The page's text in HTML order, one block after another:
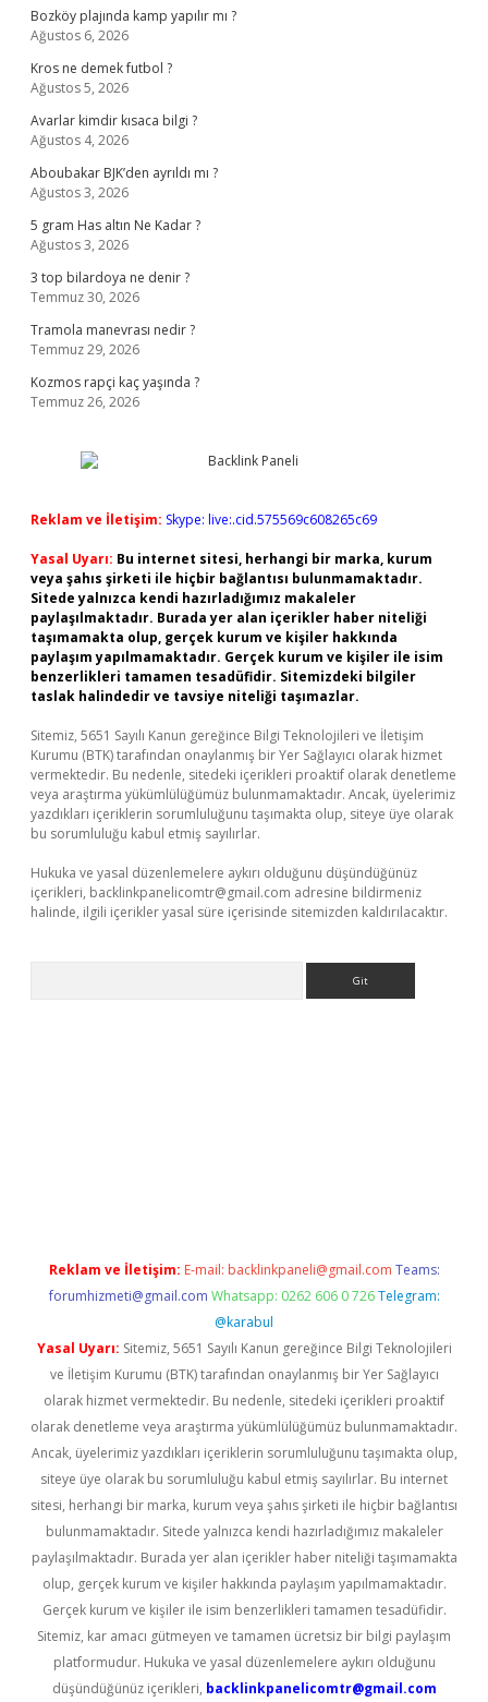
Bozköy plajında kamp yapılır mı ?
Ağustos 6, 2026
Kros ne demek futbol ?
Ağustos 5, 2026
Avarlar kimdir kısaca bilgi ?
Ağustos 4, 2026
Aboubakar BJK’den ayrıldı mı ?
Ağustos 3, 2026
5 gram Has altın Ne Kadar ?
Ağustos 3, 2026
3 top bilardoya ne denir ?
Temmuz 30, 2026
Tramola manevrası nedir ?
Temmuz 29, 2026
Kozmos rapçi kaç yaşında ?
Temmuz 26, 2026
Reklam ve İletişim: Skype: live:.cid.575569c608265c69
Yasal Uyarı: Bu internet sitesi, herhangi bir marka, kurum
veya şahıs şirketi ile hiçbir bağlantısı bulunmamaktadır.
Sitede yalnızca kendi hazırladığımız makaleler
paylaşılmaktadır. Burada yer alan içerikler haber niteliği
taşımamakta olup, gerçek kurum ve kişiler hakkında
paylaşım yapılmamaktadır. Gerçek kurum ve kişiler ile isim
benzerlikleri tamamen tesadüfidir. Sitemizdeki bilgiler
taslak halindedir ve tavsiye niteliği taşımazlar.
Sitemiz, 5651 Sayılı Kanun gereğince Bilgi Teknolojileri ve İletişim
Kurumu (BTK) tarafından onaylanmış bir Yer Sağlayıcı olarak hizmet
vermektedir. Bu nedenle, sitedeki içerikleri proaktif olarak denetleme
veya araştırma yükümlülüğümüz bulunmamaktadır. Ancak, üyelerimiz
yazdıkları içeriklerin sorumluluğunu taşımakta olup, siteye üye olarak
bu sorumluluğu kabul etmiş sayılırlar.
Hukuka ve yasal düzenlemelere aykırı olduğunu düşündüğünüz
içerikleri, backlinkpanelicomtr@gmail.com adresine bildirmeniz
halinde, ilgili içerikler yasal süre içerisinde sitemizden kaldırılacaktır.
Reklam ve İletişim: E-mail: backlinkpaneli@gmail.com Teams:
forumhizmeti@gmail.com Whatsapp: 0262 606 0 726 Telegram:
@karabul
Yasal Uyarı: Sitemiz, 5651 Sayılı Kanun gereğince Bilgi Teknolojileri
ve İletişim Kurumu (BTK) tarafından onaylanmış bir Yer Sağlayıcı
olarak hizmet vermektedir. Bu nedenle, sitedeki içerikleri proaktif
olarak denetleme veya araştırma yükümlülüğümüz bulunmamaktadır.
Ancak, üyelerimiz yazdıkları içeriklerin sorumluluğunu taşımakta olup,
siteye üye olarak bu sorumluluğu kabul etmiş sayılırlar. Bu internet
sitesi, herhangi bir marka, kurum veya şahıs şirketi ile hiçbir bağlantısı
bulunmamaktadır. Sitede yalnızca kendi hazırladığımız makaleler
paylaşılmaktadır. Burada yer alan içerikler haber niteliği taşımamakta
olup, gerçek kurum ve kişiler hakkında paylaşım yapılmamaktadır.
Gerçek kurum ve kişiler ile isim benzerlikleri tamamen tesadüfidir.
Sitemiz, kar amacı gütmeyen ve tamamen ücretsiz bir bilgi paylaşım
platformudur. Hukuka ve yasal düzenlemelere aykırı olduğunu
düşündüğünüz içerikleri, backlinkpanelicomtr@gmail.com